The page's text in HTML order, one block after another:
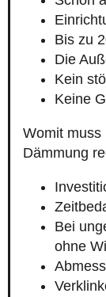
Bis zu
Die
Kein
Keine
Womit muss
Dämmung
Bei
ohne